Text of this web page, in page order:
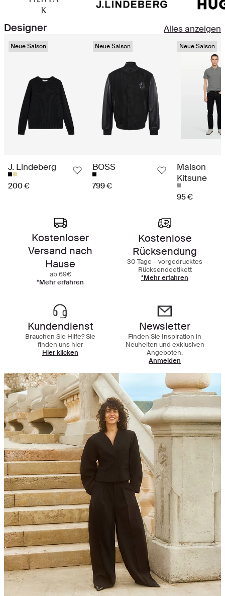
Designer Alles anzeigen
Neue Saison
J. Lindeberg
200 €
Neue Saison
BOSS
799 €
Neue Saison
Maison
Kitsune
95 €
Kostenloser
Versand nach
Hause
ab 69€
*Mehr erfahren
Kostenlose
Rücksendung
30 Tage – vorgedrucktes
Rücksendeetikett
*Mehr erfahren
Kundendienst
Brauchen Sie Hilfe? Sie
finden uns hier
Hier klicken
Newsletter
Finden Sie Inspiration in
Neuheiten und exklusiven
Angeboten.
Anmelden